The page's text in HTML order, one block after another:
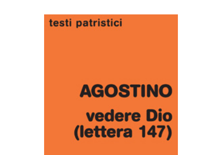
AGGIUNGI AL CARRELLO